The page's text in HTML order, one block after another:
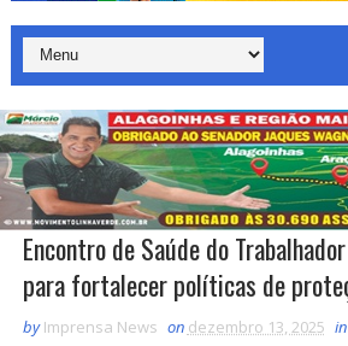
Encontro de Saúde do
para fortalecer políticas de
by Imprensa News on dezembro 13, 2025 in